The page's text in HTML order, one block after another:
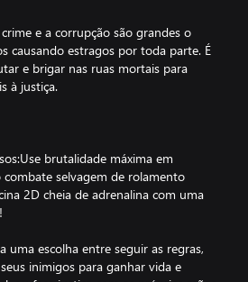
e a corrupção são grandes o
causando estragos por toda parte. É
e brigar nas ruas mortais para
à justiça.
brutalidade máxima em
selvagem de rolamento
2D cheia de adrenalina com uma
uma escolha entre seguir as regras,
inimigos para ganhar vida e